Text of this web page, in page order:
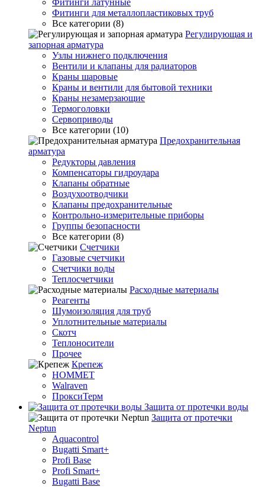
Фитинги латунные
Фитинги для металлопластиковых труб
Все категории (8)
Регулирующая и
запорная арматура
Узлы нижнего подключения
Вентили и клапаны для радиаторов
Краны шаровые
Краны и вентили для бытовой техники
Краны незамерзающие
Термоголовки
Сервоприводы
Все категории (10)
Предохранительная
арматура
Редукторы давления
Компенсаторы гидроудара
Клапаны обратные
Воздухоотводчики
Клапаны предохранительные
Контрольно-измерительные приборы
Группы безопасности
Все категории (8)
Счетчики
Газовые счетчики
Счетчики воды
Теплосчетчики
Расходные материалы
Реагенты
Шумоизоляция для труб
Уплотнительные материалы
Скотч
Теплоносители
Прочее
Крепеж
HOMMET
Walraven
ПроксиТерм
Защита от протечки воды
Защита от протечки
Neptun
Aquacontrol
Bugatti Smart+
Profi Base
Profi Smart+
Bugatti Base